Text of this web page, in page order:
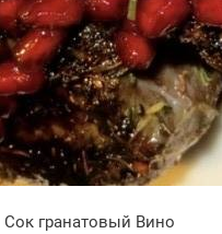
Сок гранатовый Вино